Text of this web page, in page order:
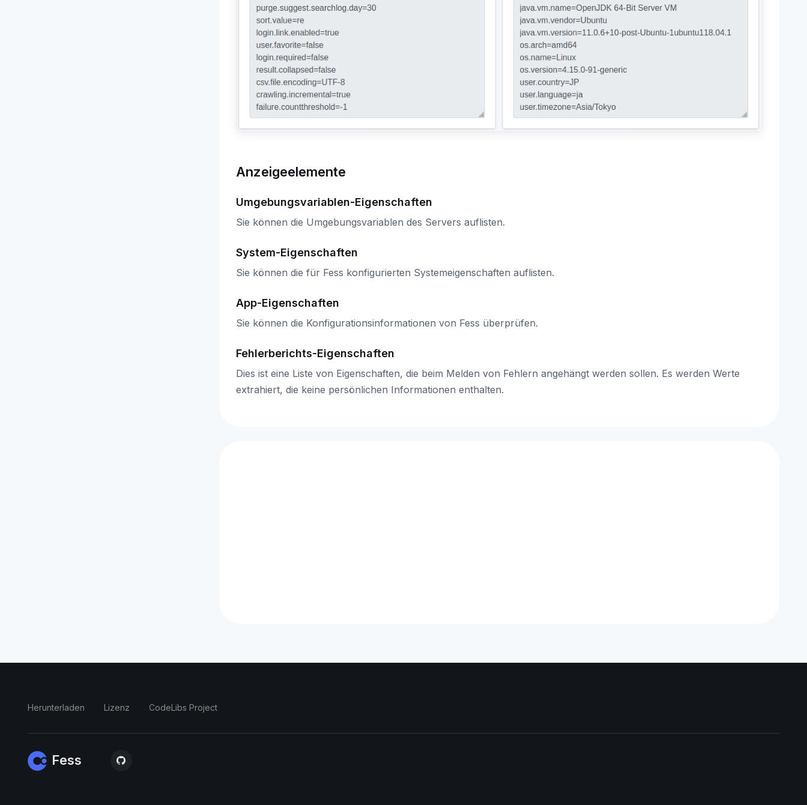
Anzeigeelemente
Umgebungsvariablen-Eigenschaften
Sie können die Umgebungsvariablen des Servers auflisten.
System-Eigenschaften
Sie können die für Fess konfigurierten Systemeigenschaften auflisten.
App-Eigenschaften
Sie können die Konfigurationsinformationen von Fess überprüfen.
Fehlerberichts-Eigenschaften
Dies ist eine Liste von Eigenschaften, die beim Melden von Fehlern angehängt werden sollen. Es werden Werte
extrahiert, die keine persönlichen Informationen enthalten.
Herunterladen Lizenz CodeLibs Project
Fess